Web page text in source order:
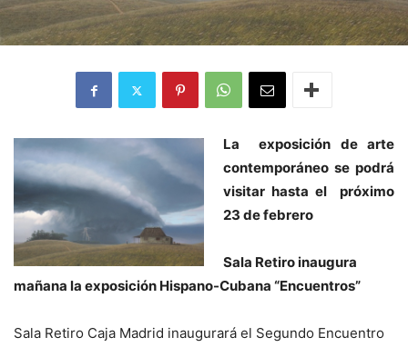
La exposición de arte
contemporáneo se podrá
visitar hasta el próximo
23 de febrero
Sala Retiro inaugura
mañana la exposición Hispano-Cubana “Encuentros”
Sala Retiro Caja Madrid inaugurará el Segundo Encuentro